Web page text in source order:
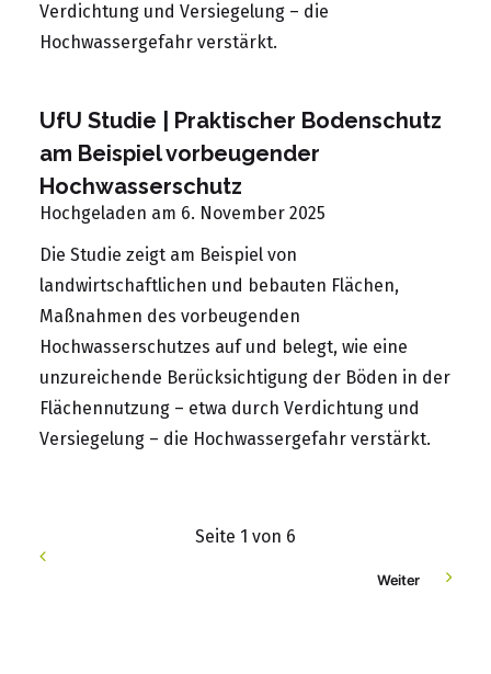
Verdichtung und Versiegelung – die
Hochwassergefahr verstärkt.
UfU Studie | Praktischer Bodenschutz
am Beispiel vorbeugender
Hochwasserschutz
Hochgeladen am 6. November 2025
Die Studie zeigt am Beispiel von
landwirtschaftlichen und bebauten Flächen,
Maßnahmen des vorbeugenden
Hochwasserschutzes auf und belegt, wie eine
unzureichende Berücksichtigung der Böden in der
Flächennutzung – etwa durch Verdichtung und
Versiegelung – die Hochwassergefahr verstärkt.
Seite 1 von 6
Weiter